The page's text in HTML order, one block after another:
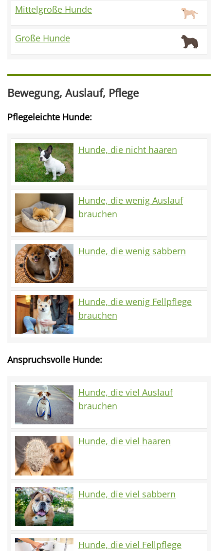
Mittelgroße Hunde
Große Hunde
Bewegung, Auslauf, Pflege
Pflegeleichte Hunde:
Hunde, die nicht haaren
Hunde, die wenig Auslauf
brauchen
Hunde, die wenig sabbern
Hunde, die wenig Fellpflege
brauchen
Anspruchsvolle Hunde:
Hunde, die viel Auslauf
brauchen
Hunde, die viel haaren
Hunde, die viel sabbern
Hunde, die viel Fellpflege